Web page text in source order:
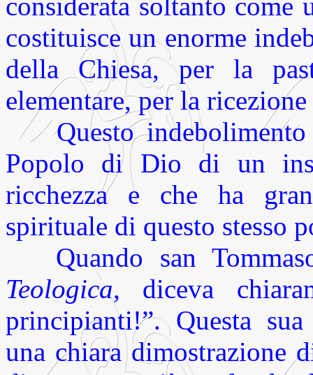
costituisce un enorme
della Chiesa, per la
elementare, per la
Questo
Popolo di Dio di un
ricchezza e che ha
spirituale di questo stesso
Quando san
Teologica, diceva
principianti!”. Questa
una chiara dimostrazione